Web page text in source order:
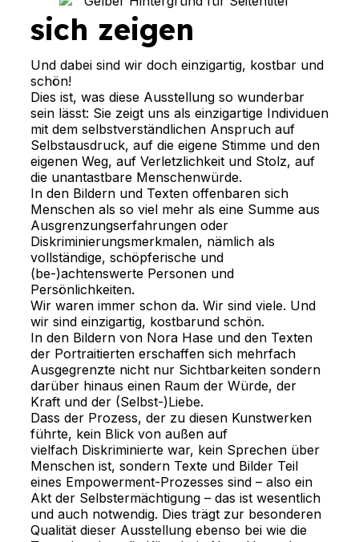
sich zeigen
Und dabei sind wir doch einzigartig, kostbar und
schön!
Dies ist, was diese Ausstellung so wunderbar
sein lässt: Sie zeigt uns als einzigartige Individuen
mit dem selbstverständlichen Anspruch auf
Selbstausdruck, auf die eigene Stimme und den
eigenen Weg, auf Verletzlichkeit und Stolz, auf
die unantastbare Menschenwürde.
In den Bildern und Texten offenbaren sich
Menschen als so viel mehr als eine Summe aus
Ausgrenzungserfahrungen oder
Diskriminierungsmerkmalen, nämlich als
vollständige, schöpferische und
(be-)achtenswerte Personen und
Persönlichkeiten.
Wir waren immer schon da. Wir sind viele. Und
wir sind einzigartig, kostbarund schön.
In den Bildern von Nora Hase und den Texten
der Portraitierten erschaffen sich mehrfach
Ausgegrenzte nicht nur Sichtbarkeiten sondern
darüber hinaus einen Raum der Würde, der
Kraft und der (Selbst-)Liebe.
Dass der Prozess, der zu diesen Kunstwerken
führte, kein Blick von außen auf
vielfach Diskriminierte war, kein Sprechen über
Menschen ist, sondern Texte und Bilder Teil
eines Empowerment-Prozesses sind – also ein
Akt der Selbstermächtigung – das ist wesentlich
und auch notwendig. Dies trägt zur besonderen
Qualität dieser Ausstellung ebenso bei wie die